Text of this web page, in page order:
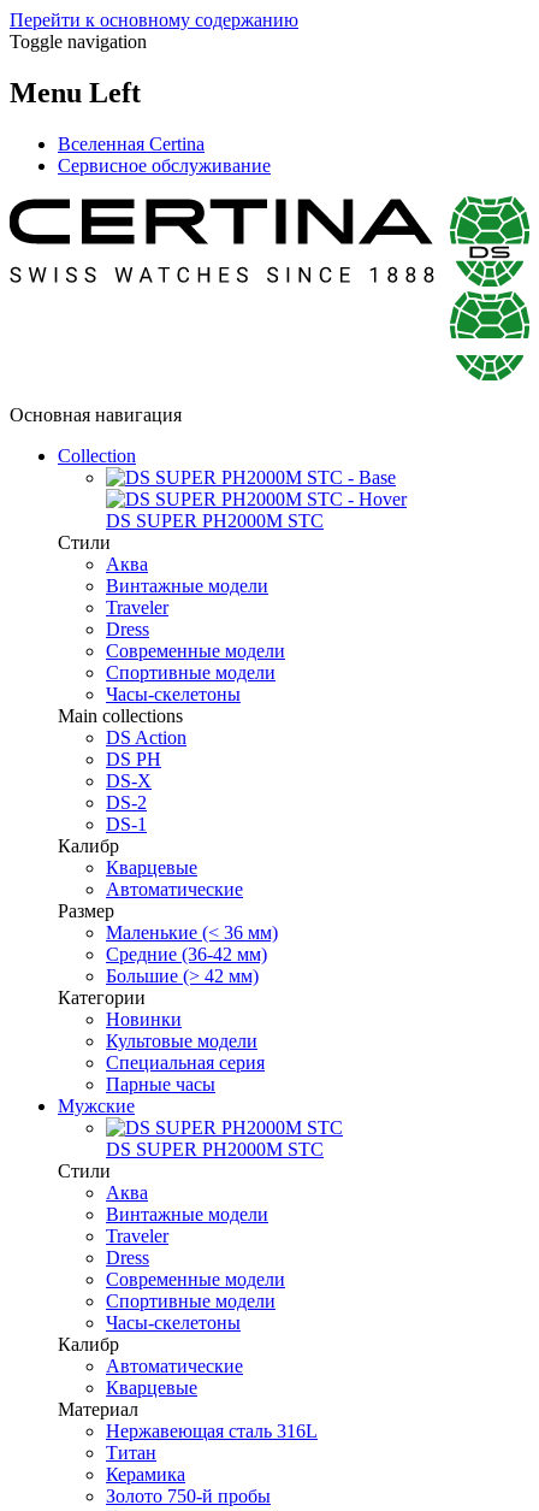
Перейти к основному содержанию
Toggle navigation
Menu Left
Вселенная Certina
Сервисное обслуживание
Основная навигация
Collection
DS SUPER PH2000M STC
Стили
Аква
Винтажные модели
Traveler
Dress
Современные модели
Спортивные модели
Часы-скелетоны
Main collections
DS Action
DS PH
DS-X
DS-2
DS-1
Калибр
Кварцевые
Автоматические
Размер
Маленькие (< 36 мм)
Средние (36-42 мм)
Большие (> 42 мм)
Категории
Новинки
Культовые модели
Специальная серия
Парные часы
Мужские
DS SUPER PH2000M STC
Стили
Аква
Винтажные модели
Traveler
Dress
Современные модели
Спортивные модели
Часы-скелетоны
Калибр
Автоматические
Кварцевые
Материал
Нержавеющая сталь 316L
Титан
Керамика
Золото 750-й пробы